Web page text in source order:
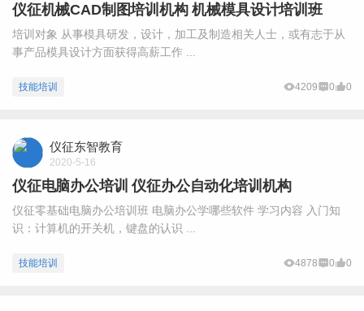
仪征机械CAD制图培训机构 机械模具设计培训班
培训对象 从事模具研发，设计，加工及制造相关人士，或有志于从
事产品模具设计方面获得高薪工作 ...
技能培训 4209 0 0
仪征东智教育
2020-5-16
仪征电脑办公培训 仪征办公自动化培训机构
仪征零基础电脑办公培训班 电脑办公学哪些软件 学习内容 入门知
识：计算机的开关机，键盘的认识 ...
技能培训 4878 0 0